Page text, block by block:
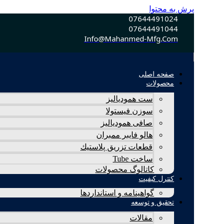
پرش به محتوا
07644491024
07644491044
Info@mahanmed-Mfg.com
صفحه اصلی
محصولات
ست همودیالیز
سوزن فیستولا
صافی همودیالیز
هالو فایبر ممبران
قطعات تزريق پلاستيك
ساخت Tube
کاتالوگ محصولات
کنترل کیفیت
گواهينامه و استانداردها
تحقيق و توسعه
مقالات